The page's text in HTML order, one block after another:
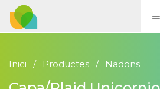
Inici Productes Nadons